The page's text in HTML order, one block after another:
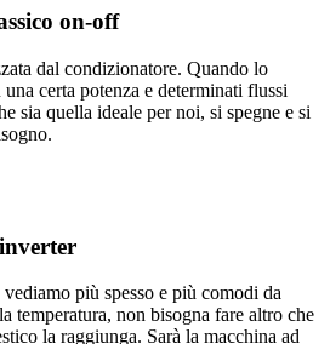
on-off
dal condizionatore. Quando lo
certa potenza e determinati flussi
sia quella ideale per noi, si spegne e si
vediamo più spesso e più comodi da
la temperatura, non bisogna fare altro che
la raggiunga. Sarà la macchina ad